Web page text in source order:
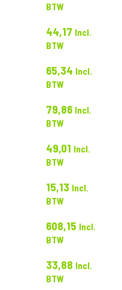
BTW
44,17 Incl.
BTW
65,34 Incl.
BTW
79,86 Incl.
BTW
49,01 Incl.
BTW
15,13 Incl.
BTW
608,15 Incl.
BTW
33,88 Incl.
BTW